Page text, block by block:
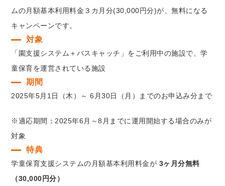
ムの月額基本利用料金３カ月分(30,000円分)が、無料になる
キャンペーンです。
対象
「園支援システム＋バスキャッチ」をご利用中の施設で、学
童保育を運営されている施設
期間
2025年5月1日（木）～ 6月30日（月）までのお申込み分まで
※適応期間：2025年6月～8月までに運用開始する場合のみが
対象
特典
学童保育支援システムの月額基本利用料金が 3ヶ月分無料
（30,000円分）